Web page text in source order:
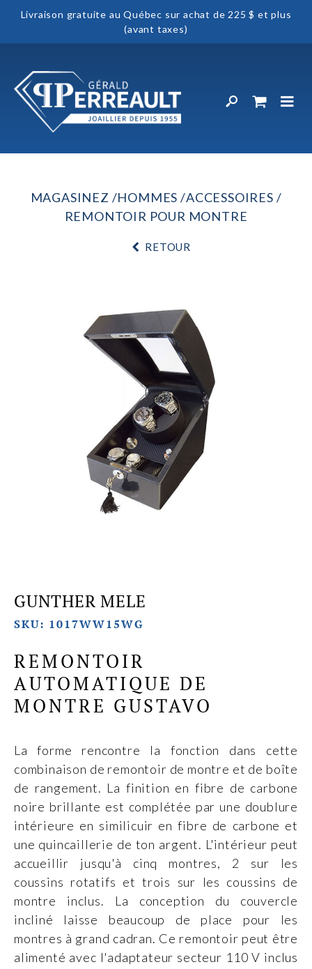
Livraison gratuite au Québec sur achat de 225 $ et plus
(avant taxes)
MAGASINEZ HOMMES ACCESSOIRES
REMONTOIR POUR MONTRE
RETOUR
GUNTHER MELE
SKU: 1017WW15WG
REMONTOIR
AUTOMATIQUE DE
MONTRE GUSTAVO
La forme rencontre la fonction dans cette
combinaison de remontoir de montre et de boîte
de rangement. La finition en fibre de carbone
noire brillante est complétée par une doublure
intérieure en similicuir en fibre de carbone et
une quincaillerie de ton argent. L'intérieur peut
accueillir jusqu'à cinq montres, 2 sur les
coussins rotatifs et trois sur les coussins de
montre inclus. La conception du couvercle
incliné laisse beaucoup de place pour les
montres à grand cadran. Ce remontoir peut être
alimenté avec l'adaptateur secteur 110 V inclus